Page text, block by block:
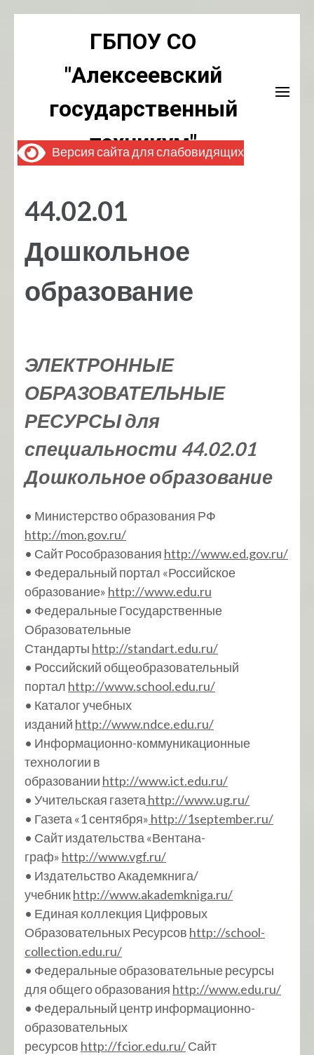
ГБПОУ СО
"Алексеевский
государственный
техникум"
44.02.01
Дошкольное
образование
ЭЛЕКТРОННЫЕ
ОБРАЗОВАТЕЛЬНЫЕ
РЕСУРСЫ для
специальности 44.02.01
Дошкольное образование
• Министерство образования РФ
http://mon.gov.ru/
• Сайт Рособразования http://www.ed.gov.ru/
• Федеральный портал «Российское
образование» http://www.edu.ru
• Федеральные Государственные
Образовательные
Стандарты http://standart.edu.ru/
• Российский общеобразовательный
портал http://www.school.edu.ru/
• Каталог учебных
изданий http://www.ndce.edu.ru/
• Информационно-коммуникационные
технологии в
образовании http://www.ict.edu.ru/
• Учительская газетаhttp://www.ug.ru/
• Газета «1 сентября» http://1september.ru/
• Сайт издательства «Вентана-
граф» http://www.vgf.ru/
• Издательство Академкнига/
учебникhttp://www.akademkniga.ru/
• Единая коллекция Цифровых
Образовательных Ресурсов http://school-
collection.edu.ru/
• Федеральные образовательные ресурсы
для общего образования http://www.edu.ru/
• Федеральный центр информационно-
образовательных
ресурсов http://fcior.edu.ru/Сайт
Версия сайта для слабовидящих